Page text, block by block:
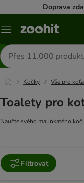
Doprava
Menu
Hledat
produkty
Kočky Vše pro
Toalety pro
Naučte svého malinkatého
Filtrovat